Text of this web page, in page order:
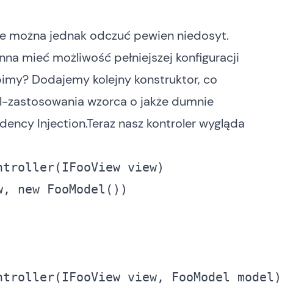
można jednak odczuć pewien niedosyt.
mieć możliwość pełniejszej konfiguracji
Dodajemy kolejny konstruktor, co
zastosowania wzorca o jakże dumnie
Injection.Teraz nasz kontroler wygląda
view)
new FooModel())
view, FooModel model)